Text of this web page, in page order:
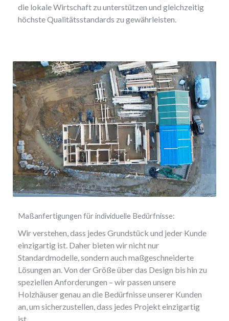
die lokale Wirtschaft zu unterstützen und gleichzeitig
höchste Qualitätsstandards zu gewährleisten.
Maßanfertigungen für individuelle Bedürfnisse:
Wir verstehen, dass jedes Grundstück und jeder Kunde
einzigartig ist. Daher bieten wir nicht nur
Standardmodelle, sondern auch maßgeschneiderte
Lösungen an. Von der Größe über das Design bis hin zu
speziellen Anforderungen – wir passen unsere
Holzhäuser genau an die Bedürfnisse unserer Kunden
an, um sicherzustellen, dass jedes Projekt einzigartig
ist.